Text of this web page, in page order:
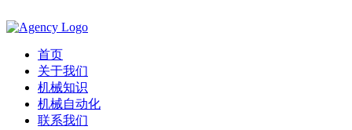
首页
关于我们
机械知识
机械自动化
联系我们